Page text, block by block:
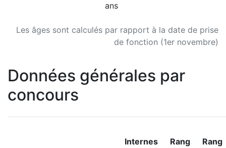
Les âges sont calculés par rapport à la date de prise
de fonction (1er novembre)
ans
Données générales par
concours
Internes
Rang
Rang